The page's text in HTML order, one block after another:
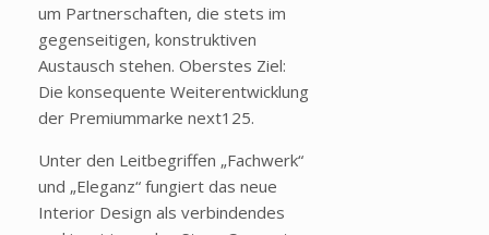
um Partnerschaften, die stets im
gegenseitigen, konstruktiven
Austausch stehen. Oberstes Ziel:
Die konsequente Weiterentwicklung
der Premiummarke next125.
Unter den Leitbegriffen „Fachwerk“
und „Eleganz“ fungiert das neue
Interior Design als verbindendes